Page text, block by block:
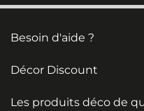
Besoin d'aide ?
Décor Discount
Les produits déco de